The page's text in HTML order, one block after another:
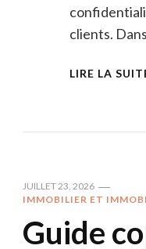
clients.
LIRE LA
JUILLET 23, 2026
IMMOBILIER ET
Guide